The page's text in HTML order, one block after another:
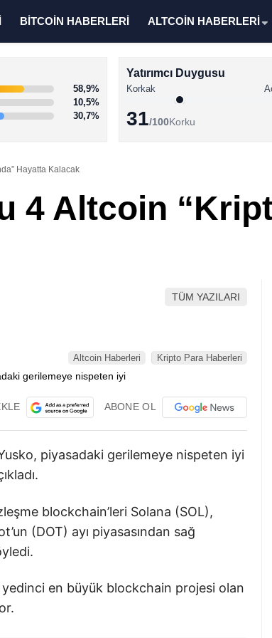
BİTCOİN HABERLERİ ALTCOİN HABERLERİ
58,9%
10,5%
30,7%
Yatırımcı Duygusu
Korkak
31/100Korku
Hayatta Kalacak
4 Altcoin
TÜM YAZILARI
Altcoin Haberleri Kripto Para Haberleri
ABONE OL
piyasadaki gerilemeye nispeten iyi
blockchain’leri Solana (SOL),
(DOT) ayı piyasasından sağ
en büyük blockchain projesi olan